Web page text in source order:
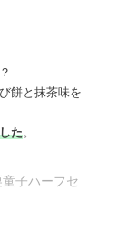
餅と抹茶味を
た。
子ハーフセ